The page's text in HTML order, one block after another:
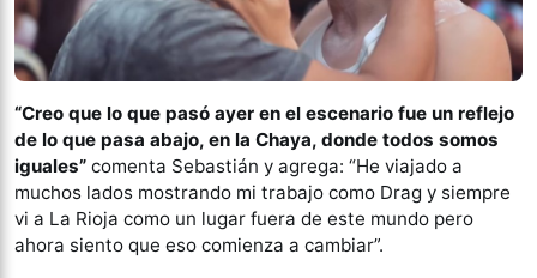
“Creo que lo que pasó ayer en el escenario fue un reflejo
de lo que pasa abajo, en la Chaya, donde todos somos
iguales” comenta Sebastián y agrega: “He viajado a
muchos lados mostrando mi trabajo como Drag y siempre
vi a La Rioja como un lugar fuera de este mundo pero
ahora siento que eso comienza a cambiar”.